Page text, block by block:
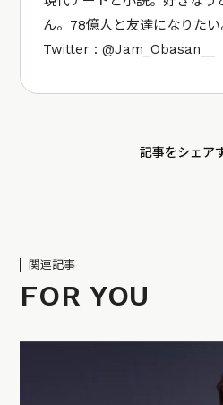
ん。78億人と友達になりたい
Twitter : @Jam_Obasan__
記事をシェア
関連記事
FOR YOU